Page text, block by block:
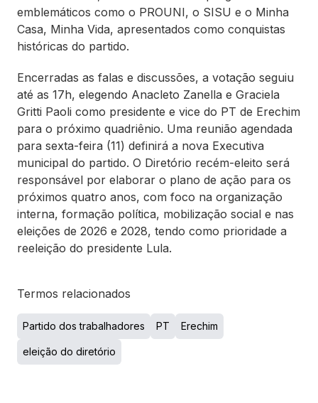
emblemáticos como o PROUNI, o SISU e o Minha
Casa, Minha Vida, apresentados como conquistas
históricas do partido.
Encerradas as falas e discussões, a votação seguiu
até as 17h, elegendo Anacleto Zanella e Graciela
Gritti Paoli como presidente e vice do PT de Erechim
para o próximo quadriênio. Uma reunião agendada
para sexta-feira (11) definirá a nova Executiva
municipal do partido. O Diretório recém-eleito será
responsável por elaborar o plano de ação para os
próximos quatro anos, com foco na organização
interna, formação política, mobilização social e nas
eleições de 2026 e 2028, tendo como prioridade a
reeleição do presidente Lula.
Termos relacionados
Partido dos trabalhadores PT Erechim
eleição do diretório